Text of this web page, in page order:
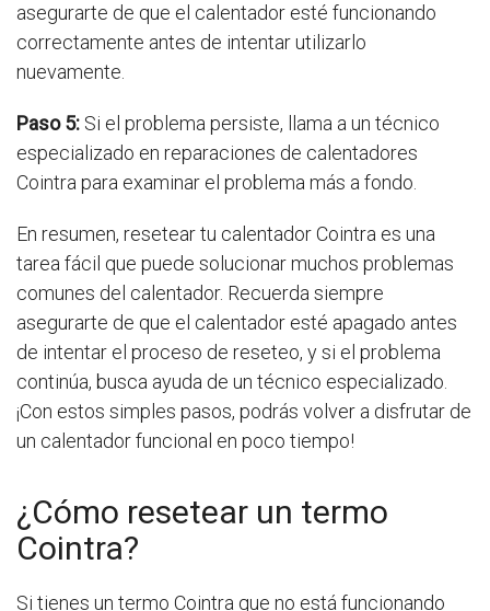
asegurarte de que el calentador esté funcionando
correctamente antes de intentar utilizarlo
nuevamente.
Paso 5: Si el problema persiste, llama a un técnico
especializado en reparaciones de calentadores
Cointra para examinar el problema más a fondo.
En resumen, resetear tu calentador Cointra es una
tarea fácil que puede solucionar muchos problemas
comunes del calentador. Recuerda siempre
asegurarte de que el calentador esté apagado antes
de intentar el proceso de reseteo, y si el problema
continúa, busca ayuda de un técnico especializado.
¡Con estos simples pasos, podrás volver a disfrutar de
un calentador funcional en poco tiempo!
¿Cómo resetear un termo
Cointra?
Si tienes un termo Cointra que no está funcionando